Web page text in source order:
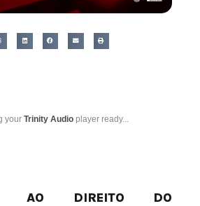
your Trinity Audio player ready...
AO DIREITO DO